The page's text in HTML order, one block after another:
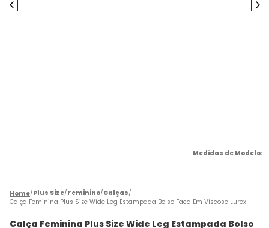
Plus Size Feminino Calças
Calça Feminina Plus Size Wide Leg Estampada Bolso Faca Em Viscose Lurex
Calça Feminina Plus Size Wide Leg Estampada Bolso